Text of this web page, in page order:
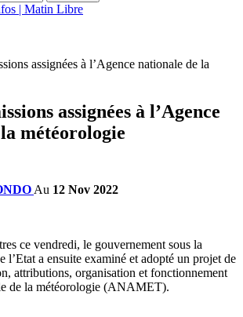
assignées à l’Agence nationale de la
assignées à l’Agence
météorologie
Au 12 Nov 2022
ce vendredi, le gouvernement sous la
l’Etat a ensuite examiné et adopté un projet de
attributions, organisation et fonctionnement
de la météorologie (ANAMET).